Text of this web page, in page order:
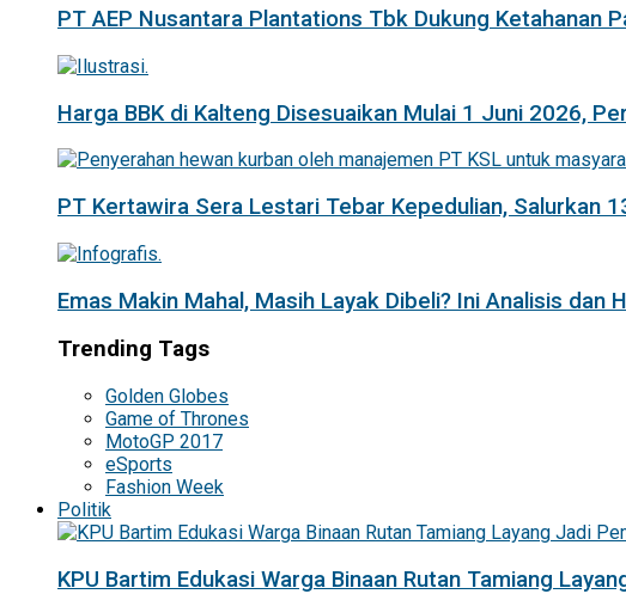
PT AEP Nusantara Plantations Tbk Dukung Ketahanan
Harga BBK di Kalteng Disesuaikan Mulai 1 Juni 2026,
PT Kertawira Sera Lestari Tebar Kepedulian, Salurkan
Emas Makin Mahal, Masih Layak Dibeli? Ini Analisis dan
Trending Tags
Golden Globes
Game of Thrones
MotoGP 2017
eSports
Fashion Week
Politik
KPU Bartim Edukasi Warga Binaan Rutan Tamiang